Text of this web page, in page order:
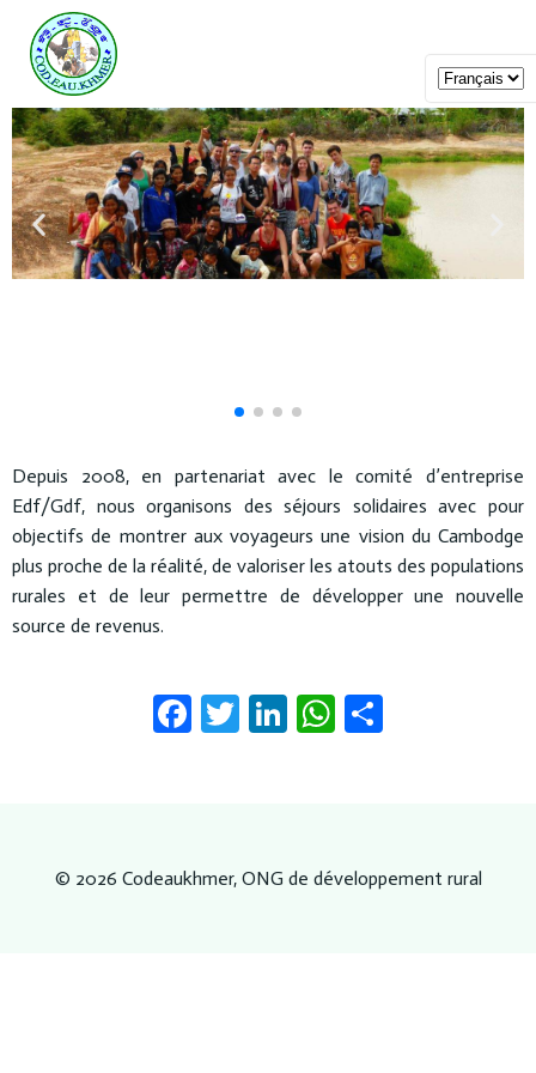
Depuis 2008, en partenariat avec le comité d’entreprise
Edf/Gdf, nous organisons des séjours solidaires avec pour
objectifs de montrer aux voyageurs une vision du Cambodge
plus proche de la réalité, de valoriser les atouts des populations
rurales et de leur permettre de développer une nouvelle
source de revenus.
Facebook
Twitter
LinkedIn
WhatsApp
© 2026 Codeaukhmer, ONG de développement rural